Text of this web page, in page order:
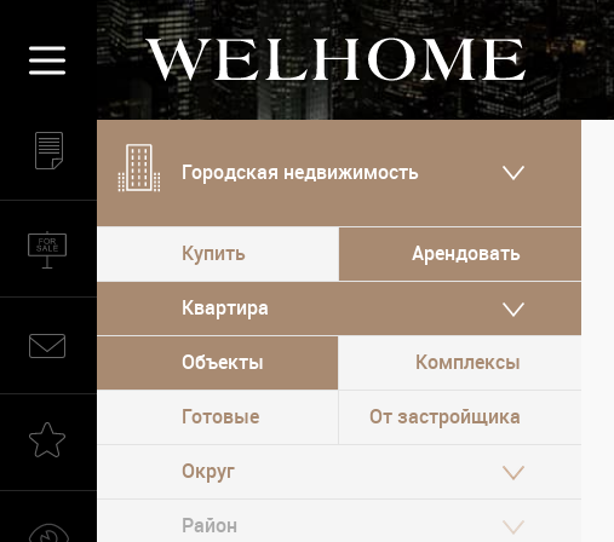
Городская недвижимость
Купить Арендовать
Квартира
Объекты Комплексы
Готовые От застройщика
Округ